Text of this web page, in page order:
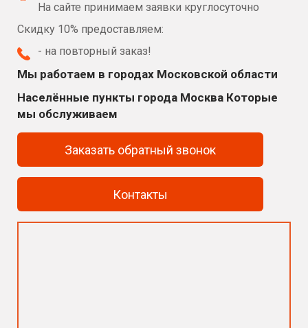
На сайте принимаем заявки круглосуточно
Скидку 10% предоставляем:
- на повторный заказ!
Мы работаем в городах Московской области
Населённые пункты города Москва Которые
мы обслуживаем
Заказать обратный звонок
Контакты